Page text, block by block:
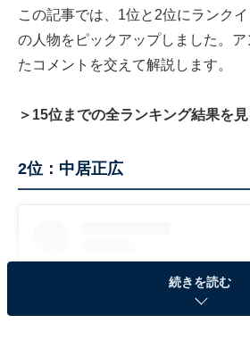
この記事では、1位と2位にランク
の人物をピックアップしました。
たコメントを交えて解説します。
＞15位までの全ランキング結果を
2位：中居正広
続きを読む